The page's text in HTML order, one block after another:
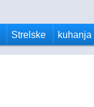
Strelske kuhanja